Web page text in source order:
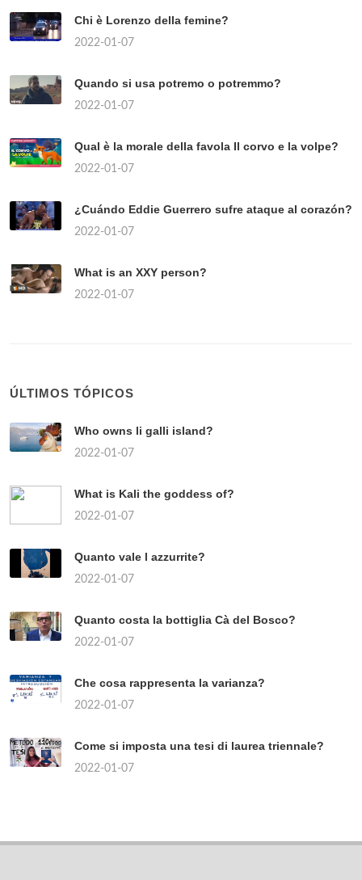
Chi è Lorenzo della femine?
2022-01-07
Quando si usa potremo o potremmo?
2022-01-07
Qual è la morale della favola Il corvo e la volpe?
2022-01-07
¿Cuándo Eddie Guerrero sufre ataque al corazón?
2022-01-07
What is an XXY person?
2022-01-07
ÚLTIMOS TÓPICOS
Who owns li galli island?
2022-01-07
What is Kali the goddess of?
2022-01-07
Quanto vale l azzurrite?
2022-01-07
Quanto costa la bottiglia Cà del Bosco?
2022-01-07
Che cosa rappresenta la varianza?
2022-01-07
Come si imposta una tesi di laurea triennale?
2022-01-07